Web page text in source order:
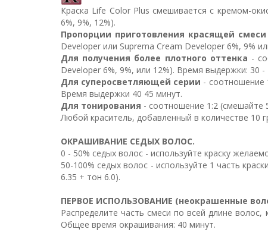
Краска Life Color Plus смешивается с кремом-
6%, 9%, 12%).
Пропорции приготовления красящей смеси
Developer или Suprema Cream Developer 6%, 9%
Для получения более плотного оттенка -
Developer 6%, 9%, или 12%). Время выдержки: 30 -
Для суперосветляющей серии - соотношение
Время выдержки 40 45 минут.
Для тонирования - соотношение 1:2 (смешайте
Любой краситель, добавленный в количестве 10
ОКРАШИВАНИЕ СЕДЫХ ВОЛОС.
0 - 50% седых волос - используйте краску
50-100% седых волос - используйте 1 часть
6.35 + тон 6.0).
ПЕРВОЕ ИСПОЛЬЗОВАНИЕ (неокрашенные
Распределите часть смеси по всей длине
Общее время окрашивания: 40 минут.